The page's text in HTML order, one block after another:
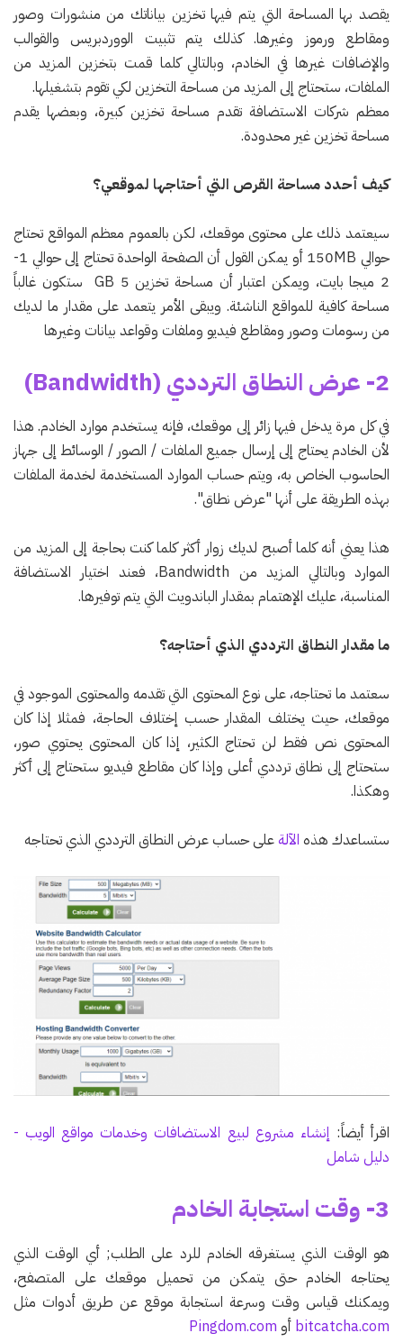
يقصد بها المساحة التي يتم فيها تخزين بياناتك من منشورات وصور
ومقاطع ورموز وغيرها. كذلك يتم تثبيت الووردبريس والقوالب
والإضافات غيرها في الخادم، وبالتالي كلما قمت بتخزين المزيد من
الملفات، ستحتاج إلى المزيد من مساحة التخزين لكي تقوم بتشغيلها.
معظم شركات الاستضافة تقدم مساحة تخزين كبيرة، وبعضها يقدم
مساحة تخزين غير محدودة.
كيف أحدد مساحة القرص التي أحتاجها لموقعي؟
سيعتمد ذلك على محتوى موقعك، لكن بالعموم معظم المواقع تحتاج
حوالي 150MB أو يمكن القول أن الصفحة الواحدة تحتاج إلى حوالي 1-
2 ميجا بايت، ويمكن اعتبار أن مساحة تخزين 5 GB ستكون غالباً
مساحة كافية للمواقع الناشئة. ويبقى الأمر يتعمد على مقدار ما لديك
من رسومات وصور ومقاطع فيديو وملفات وقواعد بيانات وغيرها
2- عرض النطاق الترددي (Bandwidth)
في كل مرة يدخل فيها زائر إلى موقعك، فإنه يستخدم موارد الخادم. هذا
لأن الخادم يحتاج إلى إرسال جميع الملفات / الصور / الوسائط إلى جهاز
الحاسوب الخاص به، ويتم حساب الموارد المستخدمة لخدمة الملفات
بهذه الطريقة على أنها "عرض نطاق".
هذا يعني أنه كلما أصبح لديك زوار أكثر كلما كنت بحاجة إلى المزيد من
الموارد وبالتالي المزيد من Bandwidth، فعند اختيار الاستضافة
المناسبة، عليك الإهتمام بمقدار الباندويث التي يتم توفيرها.
ما مقدار النطاق الترددي الذي أحتاجه؟
سعتمد ما تحتاجه، على نوع المحتوى التي تقدمه والمحتوى الموجود في
موقعك، حيث يختلف المقدار حسب إختلاف الحاجة، فمثلا إذا كان
المحتوى نص فقط لن تحتاج الكثير، إذا كان المحتوى يحتوي صور،
ستحتاج إلى نطاق ترددي أعلى وإذا كان مقاطع فيديو ستحتاج إلى أكثر
وهكذا.
ستساعدك هذه الآلة على حساب عرض النطاق الترددي الذي تحتاجه
اقرأ أيضاً: إنشاء مشروع لبيع الاستضافات وخدمات مواقع الويب -
دليل شامل
3- وقت استجابة الخادم
هو الوقت الذي يستغرقه الخادم للرد على الطلب; أي الوقت الذي
يحتاجه الخادم حتى يتمكن من تحميل موقعك على المتصفح،
ويمكنك قياس وقت وسرعة استجابة موقع عن طريق أدوات مثل
bitcatcha.com أو